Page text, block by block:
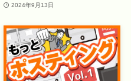
2024年9月13日